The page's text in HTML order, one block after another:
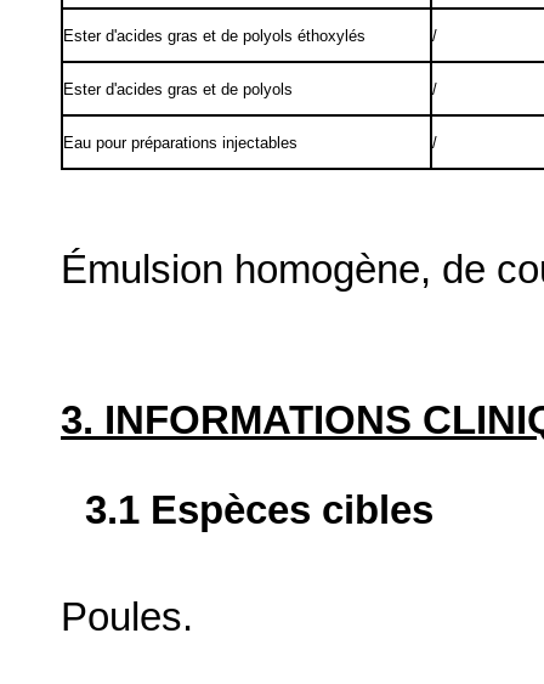
Ester d'acides gras et de polyols éthoxylés /
Ester d'acides gras et de polyols /
Eau pour préparations injectables /
Émulsion homogène, de
3. INFORMATIONS
3.1 Espèces cibles
Poules.